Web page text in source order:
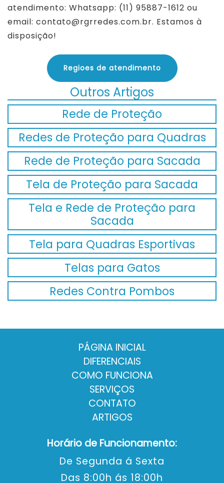
atendimento: Whatsapp: (11) 95887-1612 ou
email: contato@rgrredes.com.br. Estamos à
disposição!
Regioes de atendimento
Outros Artigos
Rede de Proteção
Redes de Proteção para Quadras
Rede de Proteção para Sacada
Tela de Proteção para Sacada
Tela e Rede de Proteção para
Sacada
Tela para Quadras Esportivas
Telas para Gatos
Redes Contra Pombos
PÁGINA INICIAL
DIFERENCIAIS
COMO FUNCIONA
SERVIÇOS
CONTATO
ARTIGOS
Horário de Funcionamento:
De Segunda á Sexta
Das 8:00h ás 18:00h